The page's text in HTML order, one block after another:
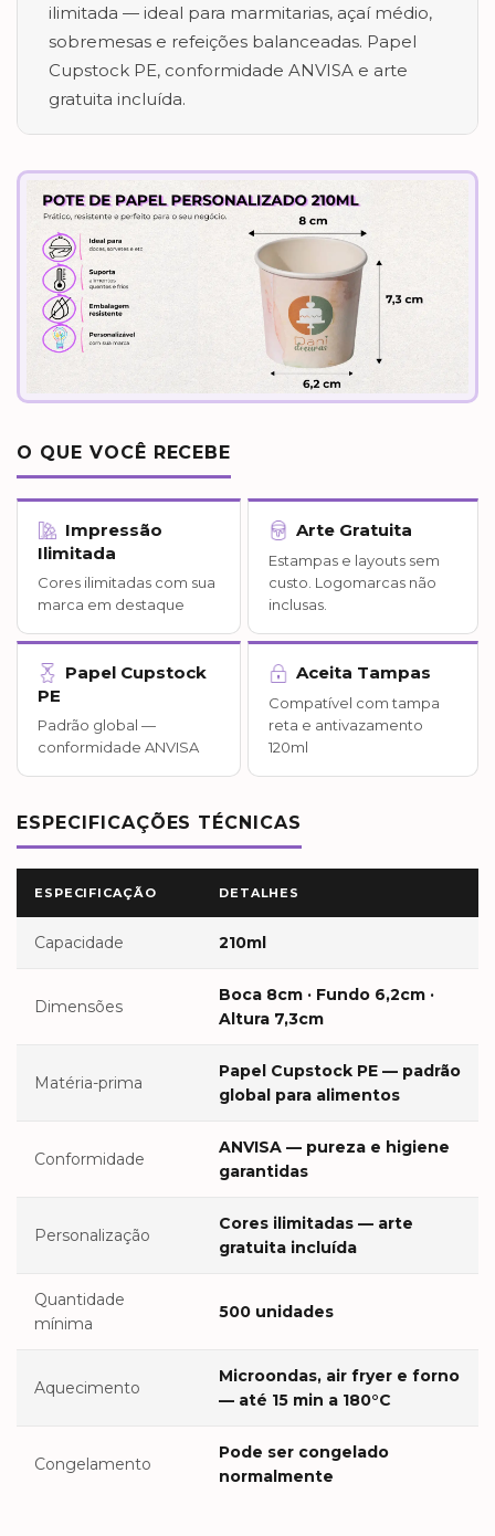
ilimitada — ideal para marmitarias, açaí médio,
sobremesas e refeições balanceadas. Papel
Cupstock PE, conformidade ANVISA e arte
gratuita incluída.
O QUE VOCÊ RECEBE
Impressão
Ilimitada
Cores ilimitadas com sua
marca em destaque
Arte Gratuita
Estampas e layouts sem
custo. Logomarcas não
inclusas.
Papel Cupstock
PE
Padrão global —
conformidade ANVISA
Aceita Tampas
Compatível com tampa
reta e antivazamento
120ml
ESPECIFICAÇÕES TÉCNICAS
ESPECIFICAÇÃO DETALHES
Capacidade 210ml
Dimensões
Boca 8cm · Fundo 6,2cm ·
Altura 7,3cm
Matéria-prima
Papel Cupstock PE — padrão
global para alimentos
Conformidade
ANVISA — pureza e higiene
garantidas
Personalização
Cores ilimitadas — arte
gratuita incluída
Quantidade
mínima
500 unidades
Aquecimento
Microondas, air fryer e forno
— até 15 min a 180°C
Congelamento
Pode ser congelado
normalmente